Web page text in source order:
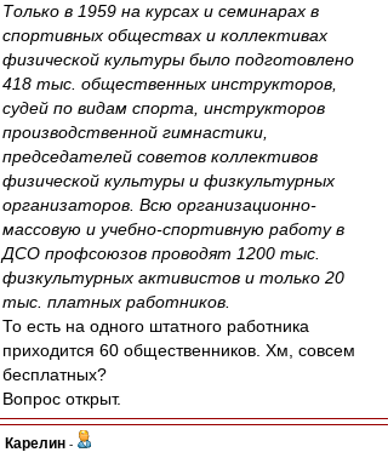
Только в 1959 на курсах и семинарах в
спортивных обществах и коллективах
физической культуры было подготовлено
418 тыс. общественных инструкторов,
судей по видам спорта, инструкторов
производственной гимнастики,
председателей советов коллективов
физической культуры и физкультурных
организаторов. Всю организационно-
массовую и учебно-спортивную работу в
ДСО профсоюзов проводят 1200 тыс.
физкультурных активистов и только 20
тыс. платных работников.
То есть на одного штатного работника
приходится 60 общественников. Хм, совсем
бесплатных?
Вопрос открыт.
Карелин -